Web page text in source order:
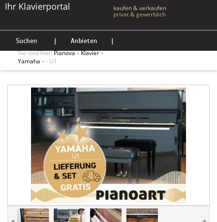
Ihr Klavierportal kaufen & verkaufen
privat & gewerblich
Suchen | Anbieten
|
Sie sind hier:Pianova»Klavier»
Yamaha » - U1